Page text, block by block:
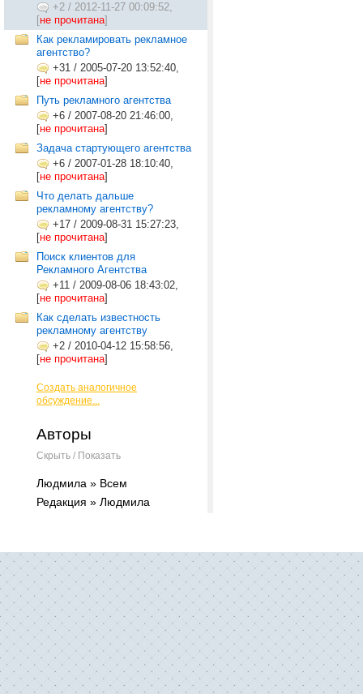
+2 / 2012-11-27 00:09:52,
[не прочитана]
Как рекламировать рекламное
агентство?
+31 / 2005-07-20 13:52:40,
[не прочитана]
Путь рекламного агентства
+6 / 2007-08-20 21:46:00,
[не прочитана]
Задача стартующего агентства
+6 / 2007-01-28 18:10:40,
[не прочитана]
Что делать дальше
рекламному агентству?
+17 / 2009-08-31 15:27:23,
[не прочитана]
Поиск клиентов для
Рекламного Агентства
+11 / 2009-08-06 18:43:02,
[не прочитана]
Как сделать известность
рекламному агентству
+2 / 2010-04-12 15:58:56,
[не прочитана]
Создать аналогичное
обсуждение...
Авторы
Скрыть / Показать
Людмила » Всем
Редакция » Людмила